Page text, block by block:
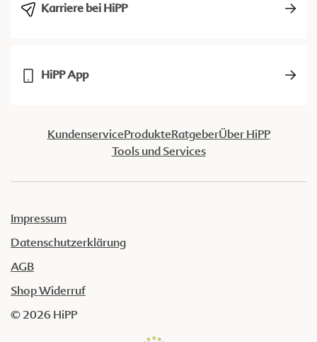
Karriere bei HiPP
HiPP App
KundenserviceProdukteRatgeberÜber HiPP
Tools und Services
Impressum
Datenschutzerklärung
AGB
Shop Widerruf
© 2026 HiPP